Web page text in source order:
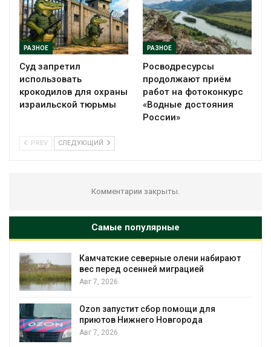
РАЗНОЕ
Суд запретил
использовать
крокодилов для охраны
израильской тюрьмы
РАЗНОЕ
Росводресурсы
продолжают приём
работ на фотоконкурс
«Водные достояния
России»
PREV СЛЕДУЮЩИЙ
Комментарии закрыты.
Самые популярные
набирают
для
Тайфун, засуха и пожары:
несколько регионов
Солнечные панели над